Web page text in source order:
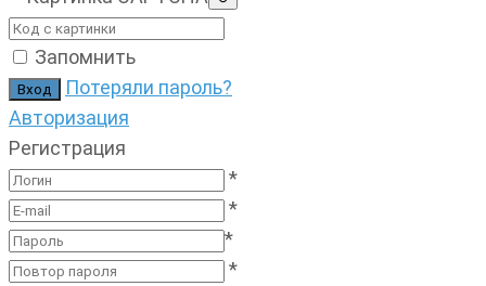
Запомнить
Потеряли пароль?
Авторизация
Регистрация
*
*
*
*